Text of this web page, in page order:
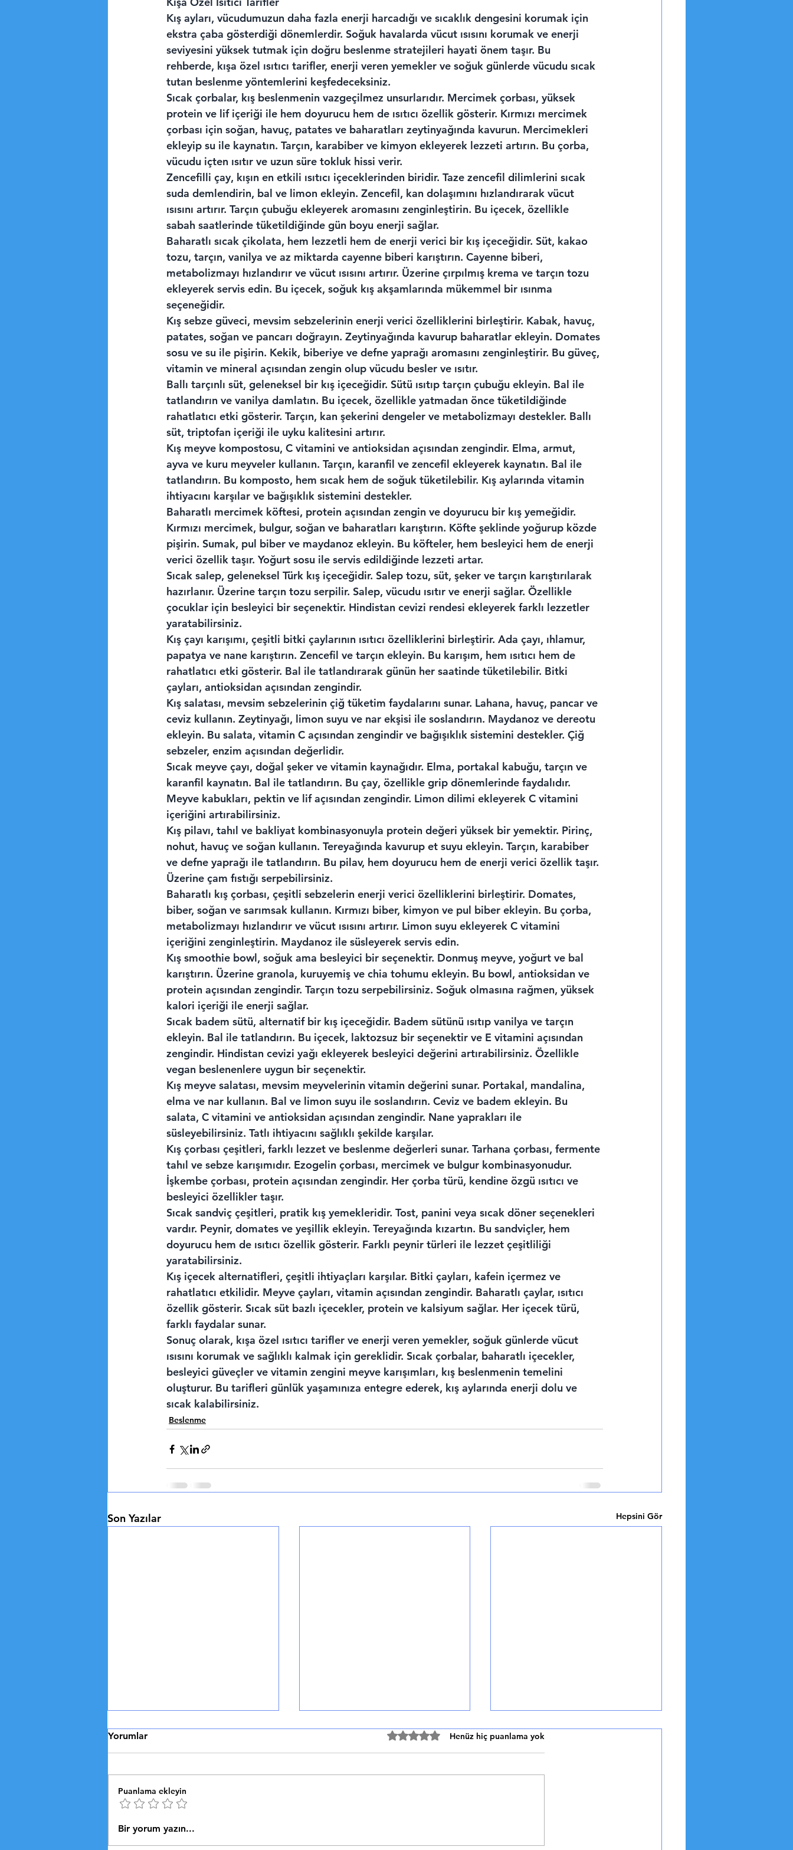
Kış ayları, vücudumuzun daha fazla enerji harcadığı ve sıcaklık dengesini korumak için
ekstra çaba gösterdiği dönemlerdir. Soğuk havalarda vücut ısısını korumak ve enerji
seviyesini yüksek tutmak için doğru beslenme stratejileri hayati önem taşır. Bu
rehberde, kışa özel ısıtıcı tarifler, enerji veren yemekler ve soğuk günlerde vücudu sıcak
tutan beslenme yöntemlerini keşfedeceksiniz.
Sıcak çorbalar, kış beslenmenin vazgeçilmez unsurlarıdır. Mercimek çorbası, yüksek
protein ve lif içeriği ile hem doyurucu hem de ısıtıcı özellik gösterir. Kırmızı mercimek
çorbası için soğan, havuç, patates ve baharatları zeytinyağında kavurun. Mercimekleri
ekleyip su ile kaynatın. Tarçın, karabiber ve kimyon ekleyerek lezzeti artırın. Bu çorba,
vücudu içten ısıtır ve uzun süre tokluk hissi verir.
Zencefilli çay, kışın en etkili ısıtıcı içeceklerinden biridir. Taze zencefil dilimlerini sıcak
suda demlendirin, bal ve limon ekleyin. Zencefil, kan dolaşımını hızlandırarak vücut
ısısını artırır. Tarçın çubuğu ekleyerek aromasını zenginleştirin. Bu içecek, özellikle
sabah saatlerinde tüketildiğinde gün boyu enerji sağlar.
Baharatlı sıcak çikolata, hem lezzetli hem de enerji verici bir kış içeceğidir. Süt, kakao
tozu, tarçın, vanilya ve az miktarda cayenne biberi karıştırın. Cayenne biberi,
metabolizmayı hızlandırır ve vücut ısısını artırır. Üzerine çırpılmış krema ve tarçın tozu
ekleyerek servis edin. Bu içecek, soğuk kış akşamlarında mükemmel bir ısınma
seçeneğidir.
Kış sebze güveci, mevsim sebzelerinin enerji verici özelliklerini birleştirir. Kabak, havuç,
patates, soğan ve pancarı doğrayın. Zeytinyağında kavurup baharatlar ekleyin. Domates
sosu ve su ile pişirin. Kekik, biberiye ve defne yaprağı aromasını zenginleştirir. Bu güveç,
vitamin ve mineral açısından zengin olup vücudu besler ve ısıtır.
Ballı tarçınlı süt, geleneksel bir kış içeceğidir. Sütü ısıtıp tarçın çubuğu ekleyin. Bal ile
tatlandırın ve vanilya damlatın. Bu içecek, özellikle yatmadan önce tüketildiğinde
rahatlatıcı etki gösterir. Tarçın, kan şekerini dengeler ve metabolizmayı destekler. Ballı
süt, triptofan içeriği ile uyku kalitesini artırır.
Kış meyve kompostosu, C vitamini ve antioksidan açısından zengindir. Elma, armut,
ayva ve kuru meyveler kullanın. Tarçın, karanfil ve zencefil ekleyerek kaynatın. Bal ile
tatlandırın. Bu komposto, hem sıcak hem de soğuk tüketilebilir. Kış aylarında vitamin
ihtiyacını karşılar ve bağışıklık sistemini destekler.
Baharatlı mercimek köftesi, protein açısından zengin ve doyurucu bir kış yemeğidir.
Kırmızı mercimek, bulgur, soğan ve baharatları karıştırın. Köfte şeklinde yoğurup közde
pişirin. Sumak, pul biber ve maydanoz ekleyin. Bu köfteler, hem besleyici hem de enerji
verici özellik taşır. Yoğurt sosu ile servis edildiğinde lezzeti artar.
Sıcak salep, geleneksel Türk kış içeceğidir. Salep tozu, süt, şeker ve tarçın karıştırılarak
hazırlanır. Üzerine tarçın tozu serpilir. Salep, vücudu ısıtır ve enerji sağlar. Özellikle
çocuklar için besleyici bir seçenektir. Hindistan cevizi rendesi ekleyerek farklı lezzetler
yaratabilirsiniz.
Kış çayı karışımı, çeşitli bitki çaylarının ısıtıcı özelliklerini birleştirir. Ada çayı, ıhlamur,
papatya ve nane karıştırın. Zencefil ve tarçın ekleyin. Bu karışım, hem ısıtıcı hem de
rahatlatıcı etki gösterir. Bal ile tatlandırarak günün her saatinde tüketilebilir. Bitki
çayları, antioksidan açısından zengindir.
Kış salatası, mevsim sebzelerinin çiğ tüketim faydalarını sunar. Lahana, havuç, pancar ve
ceviz kullanın. Zeytinyağı, limon suyu ve nar ekşisi ile soslandırın. Maydanoz ve dereotu
ekleyin. Bu salata, vitamin C açısından zengindir ve bağışıklık sistemini destekler. Çiğ
sebzeler, enzim açısından değerlidir.
Sıcak meyve çayı, doğal şeker ve vitamin kaynağıdır. Elma, portakal kabuğu, tarçın ve
karanfil kaynatın. Bal ile tatlandırın. Bu çay, özellikle grip dönemlerinde faydalıdır.
Meyve kabukları, pektin ve lif açısından zengindir. Limon dilimi ekleyerek C vitamini
içeriğini artırabilirsiniz.
Kış pilavı, tahıl ve bakliyat kombinasyonuyla protein değeri yüksek bir yemektir. Pirinç,
nohut, havuç ve soğan kullanın. Tereyağında kavurup et suyu ekleyin. Tarçın, karabiber
ve defne yaprağı ile tatlandırın. Bu pilav, hem doyurucu hem de enerji verici özellik taşır.
Üzerine çam fıstığı serpebilirsiniz.
Baharatlı kış çorbası, çeşitli sebzelerin enerji verici özelliklerini birleştirir. Domates,
biber, soğan ve sarımsak kullanın. Kırmızı biber, kimyon ve pul biber ekleyin. Bu çorba,
metabolizmayı hızlandırır ve vücut ısısını artırır. Limon suyu ekleyerek C vitamini
içeriğini zenginleştirin. Maydanoz ile süsleyerek servis edin.
Kış smoothie bowl, soğuk ama besleyici bir seçenektir. Donmuş meyve, yoğurt ve bal
karıştırın. Üzerine granola, kuruyemiş ve chia tohumu ekleyin. Bu bowl, antioksidan ve
protein açısından zengindir. Tarçın tozu serpebilirsiniz. Soğuk olmasına rağmen, yüksek
kalori içeriği ile enerji sağlar.
Sıcak badem sütü, alternatif bir kış içeceğidir. Badem sütünü ısıtıp vanilya ve tarçın
ekleyin. Bal ile tatlandırın. Bu içecek, laktozsuz bir seçenektir ve E vitamini açısından
zengindir. Hindistan cevizi yağı ekleyerek besleyici değerini artırabilirsiniz. Özellikle
vegan beslenenlere uygun bir seçenektir.
Kış meyve salatası, mevsim meyvelerinin vitamin değerini sunar. Portakal, mandalina,
elma ve nar kullanın. Bal ve limon suyu ile soslandırın. Ceviz ve badem ekleyin. Bu
salata, C vitamini ve antioksidan açısından zengindir. Nane yaprakları ile
süsleyebilirsiniz. Tatlı ihtiyacını sağlıklı şekilde karşılar.
Kış çorbası çeşitleri, farklı lezzet ve beslenme değerleri sunar. Tarhana çorbası, fermente
tahıl ve sebze karışımıdır. Ezogelin çorbası, mercimek ve bulgur kombinasyonudur.
İşkembe çorbası, protein açısından zengindir. Her çorba türü, kendine özgü ısıtıcı ve
besleyici özellikler taşır.
Sıcak sandviç çeşitleri, pratik kış yemekleridir. Tost, panini veya sıcak döner seçenekleri
vardır. Peynir, domates ve yeşillik ekleyin. Tereyağında kızartın. Bu sandviçler, hem
doyurucu hem de ısıtıcı özellik gösterir. Farklı peynir türleri ile lezzet çeşitliliği
yaratabilirsiniz.
Kış içecek alternatifleri, çeşitli ihtiyaçları karşılar. Bitki çayları, kafein içermez ve
rahatlatıcı etkilidir. Meyve çayları, vitamin açısından zengindir. Baharatlı çaylar, ısıtıcı
özellik gösterir. Sıcak süt bazlı içecekler, protein ve kalsiyum sağlar. Her içecek türü,
farklı faydalar sunar.
Sonuç olarak, kışa özel ısıtıcı tarifler ve enerji veren yemekler, soğuk günlerde vücut
ısısını korumak ve sağlıklı kalmak için gereklidir. Sıcak çorbalar, baharatlı içecekler,
besleyici güveçler ve vitamin zengini meyve karışımları, kış beslenmenin temelini
oluşturur. Bu tarifleri günlük yaşamınıza entegre ederek, kış aylarında enerji dolu ve
sıcak kalabilirsiniz.
Beslenme
Son Yazılar Hepsini Gör
Akdeniz Mutfağının Sırları
AKDENİZ MUTFAĞININ
Akdeniz mutfağı, dünya
gastronomi tarihinin en köklü...
Akşam Yemeğinde Hafif
Bağırsak Sağlığı İçin Lifli
Tarifler
Yorumlar 5 üzerinden 0 yıldızHenüz hiç puanlama yok
Puanlama ekleyin
Bir yorum yazın...